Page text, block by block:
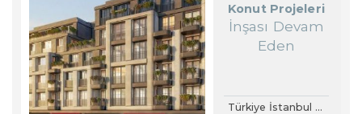
Konut Projeleri
İnşası Devam
Eden
Türkiye İstanbul Küçükçekmece Sefaköy